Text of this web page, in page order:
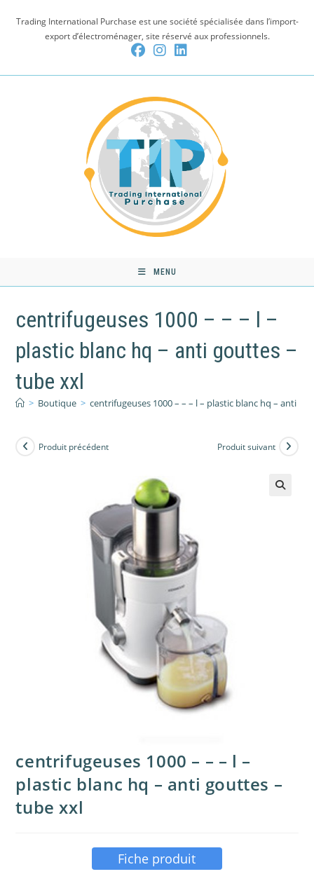
Trading International Purchase est une société spécialisée dans l’import-
export d’électroménager, site réservé aux professionnels.
MENU
centrifugeuses 1000 – – – l –
plastic blanc hq – anti gouttes –
tube xxl
> Boutique > centrifugeuses 1000 – – – l – plastic blanc hq – anti
Produit précédent Produit suivant
centrifugeuses 1000 – – – l –
plastic blanc hq – anti gouttes –
tube xxl
Fiche produit